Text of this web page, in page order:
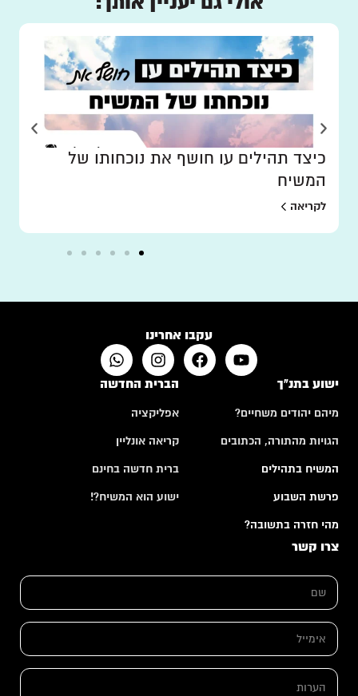
כיצד תהילים עו חושף את נוכחותו של
המשיח
לקריאה
עקבו אחרינו
ישוע בתנ"ך
מיהם יהודים משחיים?
הגויות מהתורה, הכתובים
המשיח בתהילים
פרשת השבוע
מהי חזרה בתשובה?
הברית החדשה
אפליקציה
קריאה אונליין
ברית חדשה בחינם
ישוע הוא המשיח?!
צרו קשר
ע
ת
ע
ו
ש
*
א
מ
י
ה